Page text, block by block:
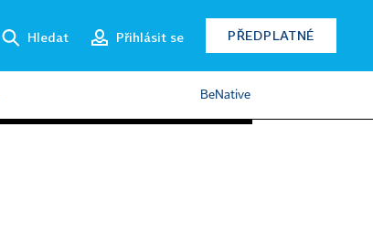
Hledat Přihlásit se PŘEDPLATNÉ
BeNative